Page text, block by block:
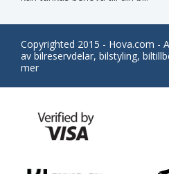
Copyrighted 2015 - Hova.com -
av bilreservdelar, bilstyling,
mer